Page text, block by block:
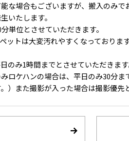
も
な場合もございますが、搬入のみで
いたします。
単位とさせていただきます。
ットは大変汚れやすくなっておりま
のみ1時間までとさせていただきま
みロケハンの場合は、平日のみ30分
）また撮影が入った場合は撮影優